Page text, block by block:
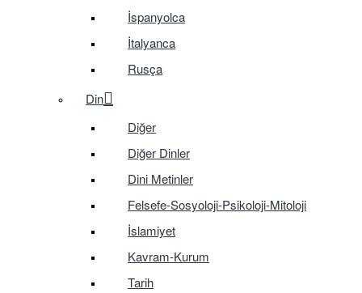
İspanyolca
İtalyanca
Rusça
Din
Diğer
Diğer Dinler
Dini Metinler
Felsefe-Sosyoloji-Psikoloji-Mitoloji
İslamiyet
Kavram-Kurum
Tarih